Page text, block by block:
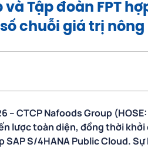
và Tập đoàn FPT
chuỗi giá trị
– CTCP Nafoods Group
lược toàn diện, đồng thời
SAP S/4HANA Public Cloud.